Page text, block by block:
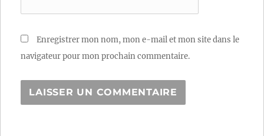
Enregistrer mon nom, mon e-mail et mon site dans le
navigateur pour mon prochain commentaire.